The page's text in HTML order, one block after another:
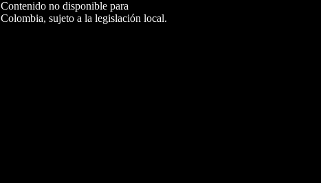
Contenido no disponible para
Colombia, sujeto a la legislación local.